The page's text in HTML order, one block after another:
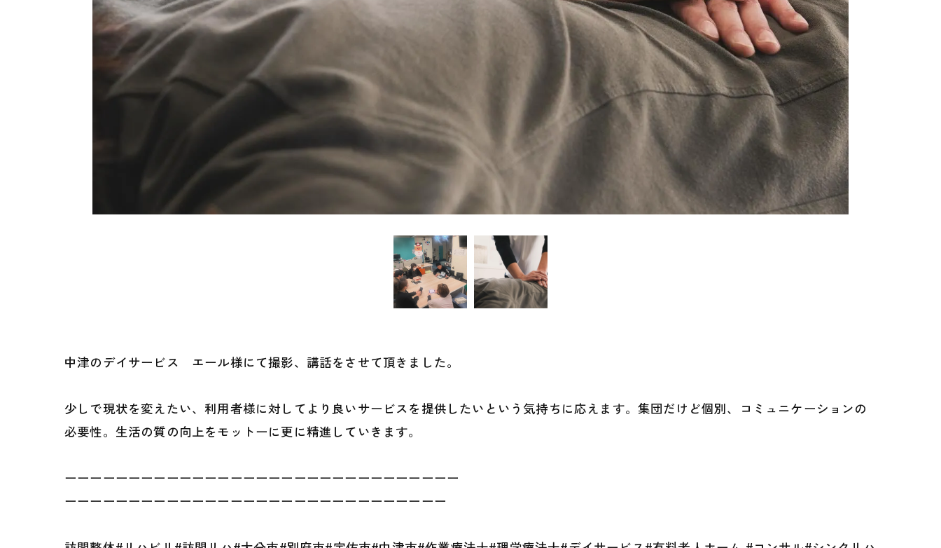
中津のデイサービス エール様にて撮影、講話をさせて頂きました。
少しで現状を変えたい、利用者様に対してより良いサービスを提供したいという気持ちに応えます。集団だけど個別、コミュニケーションの
必要性。生活の質の向上をモットーに更に精進していきます。
ーーーーーーーーーーーーーーーーーーーーーーーーーーーーーーー
ーーーーーーーーーーーーーーーーーーーーーーーーーーーーーー